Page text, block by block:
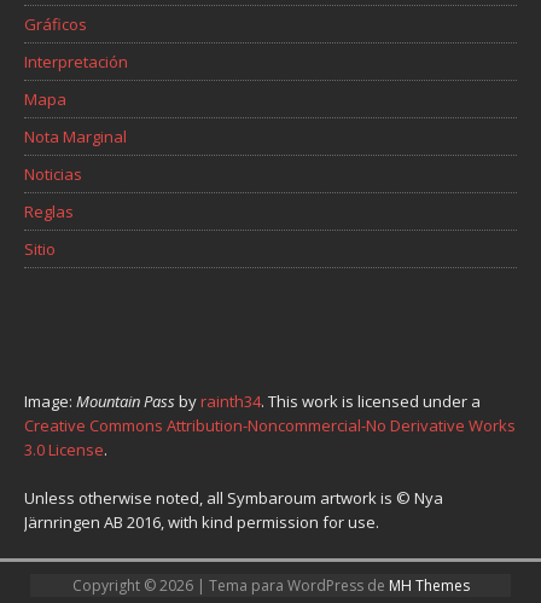
Gráficos
Interpretación
Mapa
Nota Marginal
Noticias
Reglas
Sitio
Image: Mountain Passbyrainth34. This work is licensed under a
Creative Commons Attribution-Noncommercial-No Derivative Works
3.0 License.
Unless otherwise noted, all Symbaroum artwork is © Nya
Järnringen AB 2016, with kind permission for use.
Copyright © 2026 | Tema para WordPress de MH Themes